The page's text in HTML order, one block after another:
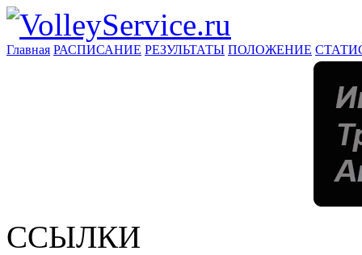
Главная РАСПИСАНИЕ РЕЗУЛЬТАТЫ ПОЛОЖЕНИЕ
ССЫЛКИ